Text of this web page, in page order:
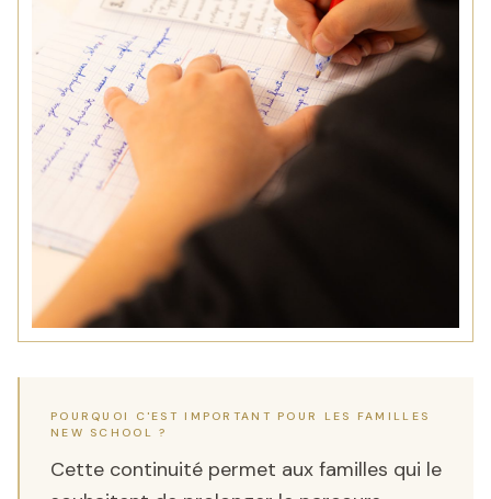
POURQUOI C'EST IMPORTANT POUR LES FAMILLES
NEW SCHOOL ?
Cette continuité permet aux familles qui le